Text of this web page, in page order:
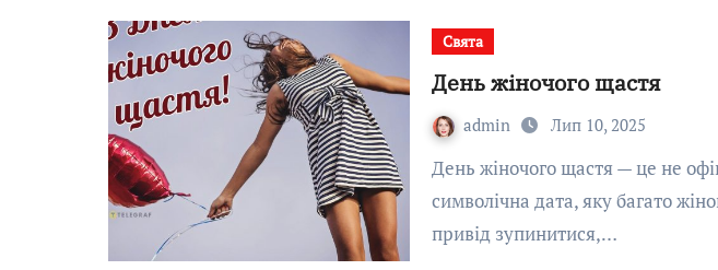
Свята
День жіночого щастя
admin Лип 10, 2025
День жіночого щастя — це не офіційне свято, але
символічна дата, яку багато
привід зупинитися,…